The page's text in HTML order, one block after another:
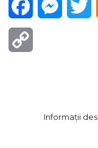
Facebook
Informații